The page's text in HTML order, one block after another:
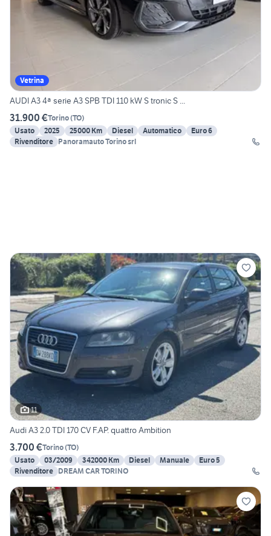
Vetrina
AUDI A3 4ª serie A3 SPB TDI 110 kW S tronic S ...
31.900 €Torino(TO)
Usato
2025 25000 Km Diesel Automatico
Euro 6
Rivenditore Panoramauto Torino srl
11
Audi A3 2.0 TDI 170 CV F.AP. quattro Ambition
3.700 €Torino(TO)
Usato
03/2009 342000 Km Diesel Manuale
Euro 5
Rivenditore DREAM CAR TORINO